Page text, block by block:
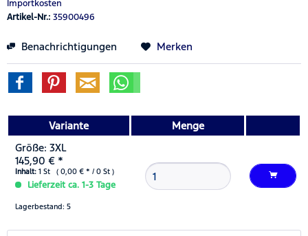
Importkosten
Artikel-Nr.: 35900496
Benachrichtigungen Merken
Variante
Menge
Größe: 3XL
145,90 € *
Inhalt: 1 St ( 0,00 € * / 0 St )
Lieferzeit ca. 1-3 Tage
Lagerbestand: 5